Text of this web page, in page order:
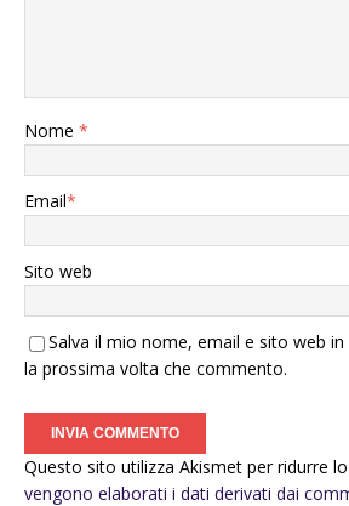
Nome *
Email*
Sito web
Salva il mio nome, email e sito web
la prossima volta che commento.
Questo sito utilizza Akismet per ridurre
vengono elaborati i dati derivati dai